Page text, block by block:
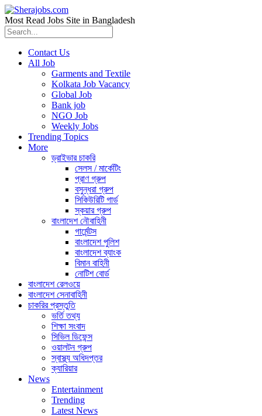
Most Read Jobs Site in Bangladesh
Contact Us
All Job
Garments and Textile
Kolkata Job Vacancy
Global Job
Bank job
NGO Job
Weekly Jobs
Trending Topics
More
ড্রাইভার চাকরি
সেলস / মার্কেটিং
প্রাণ গ্রুপ
বসুন্ধরা গ্রুপ
সিকিউরিটি গার্ড
স্কয়ার গ্রুপ
বাংলাদেশ নৌবাহিনী
গার্মেন্টস
বাংলাদেশ পুলিশ
বাংলাদেশ ব্যাংক
বিমান বাহিনী
নোটিশ বোর্ড
বাংলাদেশ রেলওয়ে
বাংলাদেশ সেনাবাহিনী
চাকরির প্রস্তুতি
ভর্তি তথ্য
শিক্ষা সংবাদ
সিভিল ডিফেন্স
ওয়ালটন গ্রুপ
স্বাস্থ্য অধিদপ্তর
ক্যারিয়ার
News
Entertainment
Trending
Latest News